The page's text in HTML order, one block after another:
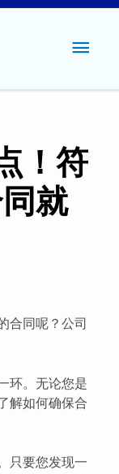
主
菜
！符
就
合同呢？公司
环。无论您是
解如何确保合
只要您发现一